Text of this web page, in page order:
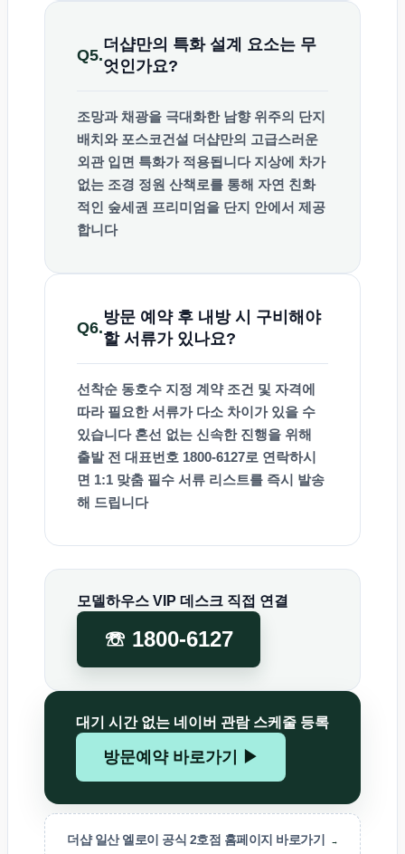
Q5.
더샵만의 특화 설계 요소는 무
엇인가요?
조망과 채광을 극대화한 남향 위주의 단지
배치와 포스코건설 더샵만의 고급스러운
외관 입면 특화가 적용됩니다 지상에 차가
없는 조경 정원 산책로를 통해 자연 친화
적인 숲세권 프리미엄을 단지 안에서 제공
합니다
Q6.
방문 예약 후 내방 시 구비해야
할 서류가 있나요?
선착순 동호수 지정 계약 조건 및 자격에
따라 필요한 서류가 다소 차이가 있을 수
있습니다 혼선 없는 신속한 진행을 위해
출발 전 대표번호 1800-6127로 연락하시
면 1:1 맞춤 필수 서류 리스트를 즉시 발송
해 드립니다
모델하우스 VIP 데스크 직접 연결
☏ 1800-6127
대기 시간 없는 네이버 관람 스케줄 등록
방문예약 바로가기 ▶
더샵 일산 엘로이 공식 2호점 홈페이지 바로가기 →